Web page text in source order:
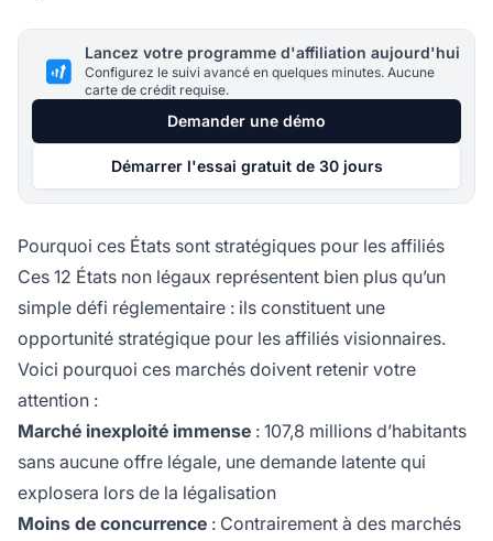
Lancez votre programme d'affiliation aujourd'hui
Configurez le suivi avancé en quelques minutes. Aucune
carte de crédit requise.
Demander une démo
Démarrer l'essai gratuit de 30 jours
Pourquoi ces États sont stratégiques pour les affiliés
Ces 12 États non légaux représentent bien plus qu’un
simple défi réglementaire : ils constituent une
opportunité stratégique pour les affiliés visionnaires.
Voici pourquoi ces marchés doivent retenir votre
attention :
Marché inexploité immense : 107,8 millions d’habitants
sans aucune offre légale, une demande latente qui
explosera lors de la légalisation
Moins de concurrence : Contrairement à des marchés